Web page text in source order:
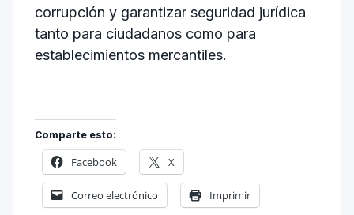
corrupción y garantizar seguridad jurídica
tanto para ciudadanos como para
establecimientos mercantiles.
Comparte esto:
Facebook X
Correo electrónico Imprimir